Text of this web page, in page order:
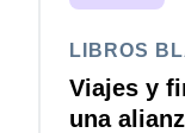
LIBROS
Viajes y
una